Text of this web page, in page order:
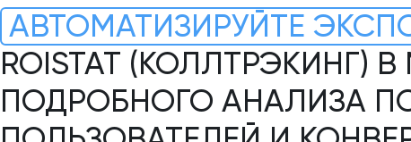
АВТОМАТИЗИРУЙТЕ
ROISTAT (КОЛЛТРЭКИНГ) В
ПОДРОБНОГО АНАЛИЗА